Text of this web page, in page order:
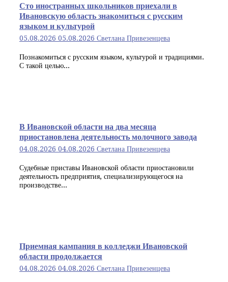
Сто иностранных школьников приехали в
Ивановскую область знакомиться с русским
языком и культурой
05.08.2026 05.08.2026 Светлана Привезенцева
Познакомиться с русским языком, культурой и традициями.
С такой целью...
В Ивановской области на два месяца
приостановлена деятельность молочного завода
04.08.2026 04.08.2026 Светлана Привезенцева
Судебные приставы Ивановской области приостановили
деятельность предприятия, специализирующегося на
производстве...
Приемная кампания в колледжи Ивановской
области продолжается
04.08.2026 04.08.2026 Светлана Привезенцева